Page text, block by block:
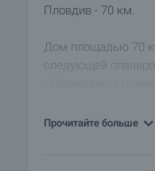
Пловдив - 70 км.
Дом площадью 70
следующeй
переходные
Прочитайте больше